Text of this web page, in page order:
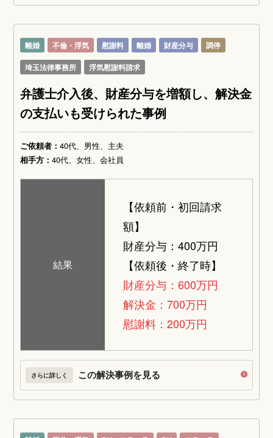
離婚 不倫・浮気 慰謝料 離婚 財産分与
調停
埼玉法律事務所
浮気慰謝料請求
弁護士介入後、財産分与を増額し、解決金
の支払いも受けられた事例
ご依頼者：40代、男性、主夫
相手方：40代、女性、会社員
結果
【依頼前・初回請求
額】
財産分与：400万円
【依頼後・終了時】
財産分与：600万円
解決金：700万円
慰謝料：200万円
さらに詳しく この解決事例を見る